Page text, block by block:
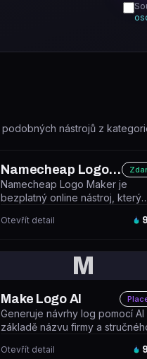
podobných nástrojů z
Namecheap Logo Maker
Namecheap Logo Maker je
bezplatný online nástroj, který
návrhy log n...
Otevřít detail
M
Make Logo AI
Generuje návrhy log pomocí AI
základě názvu firmy a
Otevřít detail